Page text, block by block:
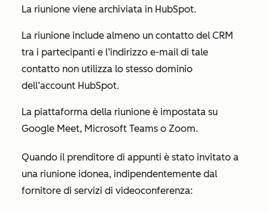
La riunione viene archiviata in HubSpot.
La riunione include almeno un contatto del CRM
tra i partecipanti e l’indirizzo e-mail di tale
contatto non utilizza lo stesso dominio
dell’account HubSpot.
La piattaforma della riunione è impostata su
Google Meet, Microsoft Teams o Zoom.
Quando il prenditore di appunti è stato invitato a
una riunione idonea, indipendentemente dal
fornitore di servizi di videoconferenza: